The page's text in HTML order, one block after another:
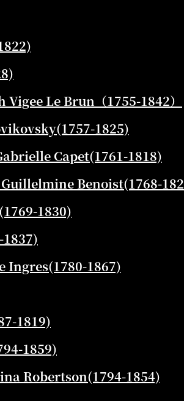
Le Brun（1755-1842）
1825)
Capet(1761-1818)
Guillelmine Benoist(1768-
1830)
Ingres(1780-1867)
1819)
1859)
Robertson(1794-1854)